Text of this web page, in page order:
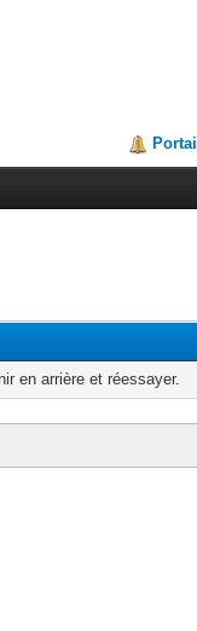
Portail
en arrière et réessayer.